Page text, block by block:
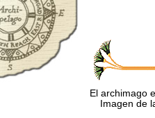
El archimago
Imagen de